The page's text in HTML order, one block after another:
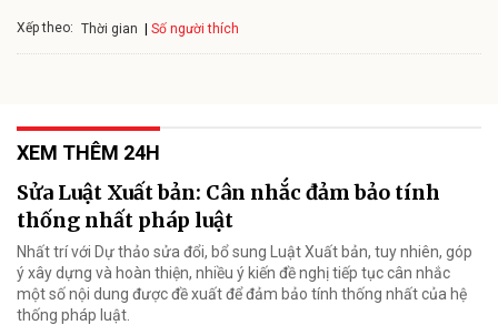
Xếp theo: Thời gian Số người thích
XEM THÊM 24H
Sửa Luật Xuất bản: Cân nhắc đảm bảo tính
thống nhất pháp luật
Nhất trí với Dự thảo sửa đổi, bổ sung Luật Xuất bản, tuy nhiên, góp
ý xây dựng và hoàn thiện, nhiều ý kiến đề nghị tiếp tục cân nhắc
một số nội dung được đề xuất để đảm bảo tính thống nhất của hệ
thống pháp luật.